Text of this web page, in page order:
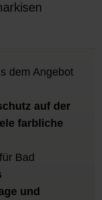
dem Angebot
auf der
farbliche
Bad
und